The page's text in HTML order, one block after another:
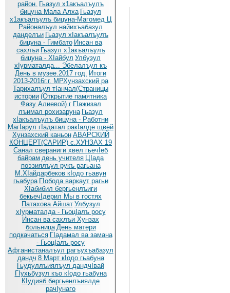
район. Гьазул х1акъалъулъ
бицуна Мала Алха Гьазул
х1акъалъулъ бицуна-Магомед Ц
Районалъул найихъабазул
данделъи Гьазул хIакъалъулъ
бицуна - Гимбато Инсан ва
сахлъи Гьазул х1акъалъулъ
бицуна - ХIайбул Улбузул
хIурматалда... Эбелалъул къ
День в музее.2017 год. Итоги
2013-2016г.г. МРХунзахский ра
Тарихалъул тIанчал(Страницы
истории (Открытие памятника
Фазу Алиевой) г ГIажизал
лъимал рохизаруна Гьазул
хIакъалъулъ бицуна - Работни
МагIарул гIадатал ракIалде щвей
Хунзахский каньон АВАРСКИЙ
КОНЦЕРТ(САРИР) с.ХУНЗАХ 19
Санал свераниги хвел гьечIеб
байрам день учителя ЦIада
поэзиялъул рукъ рагьана
М.ХIайдарбеков кIодо гьавун
гьабура ГIобода варкаут рагьи
ХIабибил бергьенлъиги
бекьечIдерил Мы в гостях
Патахова Айшат Улбузул
хIурматалда - ГьоцIалъ росу
Инсан ва сахлъи Хунзах
больница День матери
подкачаться ГIадамал ва замана
- ГьоцIалъ росу
Афганистаналъул рагъухъабазул
дандч 8 Март кIодо гьабуна
Гьудуллъиялъул дандчIвай
ГIухьбузул къо кIодо гьабуна
КIудияб бергьенлъиялде
рачIунаго